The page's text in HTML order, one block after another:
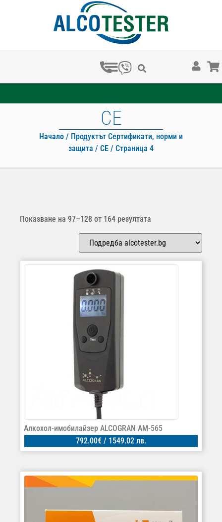
ЗА КОЛКО ВРЕМЕ ХВАЩАТ НАРКОТЕСТОВЕТЕ?
CE
Начало / Продуктът Сертификати, норми и
защита / CE / Страница 4
Показване на 97–128 от 164 резултата
Алкохол-имобилайзер ALCOGRAN AM-565
792.00€ / 1549.02 лв.